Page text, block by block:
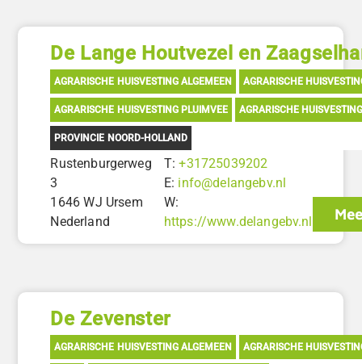
De Lange Houtvezel en
AGRARISCHE HUISVESTING ALGEMEEN AGRARISCHE
AGRARISCHE HUISVESTING PLUIMVEE AGRARISCHE
PROVINCIE NOORD-HOLLAND
Rustenburgerweg
3
1646 WJ Ursem
Nederland
T:+31725039202
E: info@delangebv.nl
W:
https://www.delangebv.nl
De Zevenster
AGRARISCHE HUISVESTING ALGEMEEN AGRARISCHE